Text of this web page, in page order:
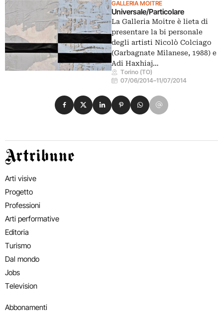
GALLERIA MOITRE
Universale/Particolare
La Galleria Moitre è lieta di
presentare la bi personale
degli artisti Nicolò Colciago
(Garbagnate Milanese, 1988) e
Adi Haxhiaj…
Torino (TO)
07/06/2014–11/07/2014
Condividi su Facebook
Condividi su X
Condividi su LinkedIn
Condividi su Pinterest
Condividi su WhatsApp
Condividi su Email
Artribune
Arti visive
Progetto
Professioni
Arti performative
Editoria
Turismo
Dal mondo
Jobs
Television
Abbonamenti